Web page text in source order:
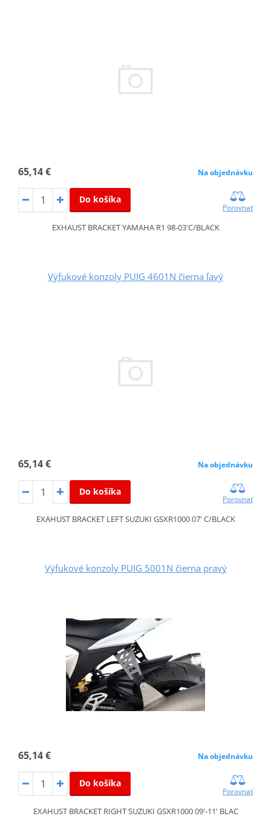
65,14 € Na objednávku
Do košíka
Porovnať
EXHAUST BRACKET YAMAHA R1 98-03'C/BLACK
Výfukové konzoly PUIG 4601N čierna ľavý
65,14 € Na objednávku
Do košíka
Porovnať
EXAHUST BRACKET LEFT SUZUKI GSXR1000 07' C/BLACK
Výfukové konzoly PUIG 5001N čierna pravý
65,14 € Na objednávku
Do košíka
Porovnať
EXAHUST BRACKET RIGHT SUZUKI GSXR1000 09'-11' BLAC